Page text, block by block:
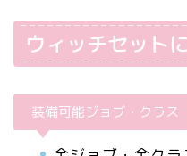
ウィッチセット
装備可能ジョブ・クラス